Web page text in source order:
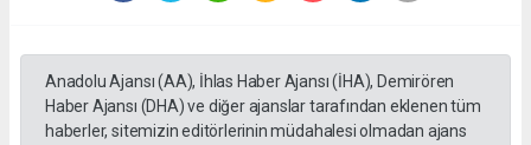
Anadolu Ajansı (AA), İhlas Haber Ajansı (İHA), Demirören
Haber Ajansı (DHA) ve diğer ajanslar tarafından eklenen tüm
haberler, sitemizin editörlerinin müdahalesi olmadan ajans